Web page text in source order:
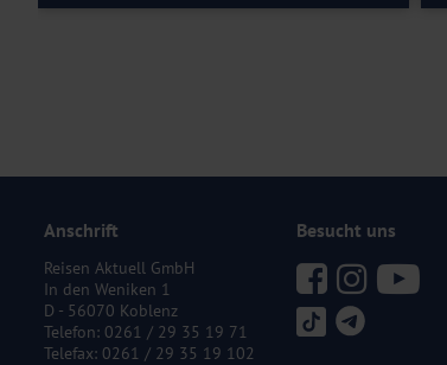
Anschrift
Reisen Aktuell GmbH
In den Weniken 1
D - 56070 Koblenz
Telefon: 0261 / 29 35 19 71
Telefax: 0261 / 29 35 19 102
Besucht uns